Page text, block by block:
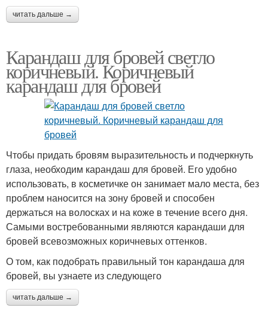
читать дальше →
Карандаш для бровей светло
коричневый. Коричневый
карандаш для бровей
Чтобы придать бровям выразительность и подчеркнуть
глаза, необходим карандаш для бровей. Его удобно
использовать, в косметичке он занимает мало места, без
проблем наносится на зону бровей и способен
держаться на волосках и на коже в течение всего дня.
Самыми востребованными являются карандаши для
бровей всевозможных коричневых оттенков.
О том, как подобрать правильный тон карандаша для
бровей, вы узнаете из следующего
читать дальше →